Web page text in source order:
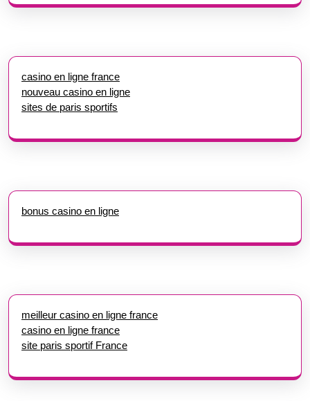
casino en ligne france
nouveau casino en ligne
sites de paris sportifs
bonus casino en ligne
meilleur casino en ligne france
casino en ligne france
site paris sportif France